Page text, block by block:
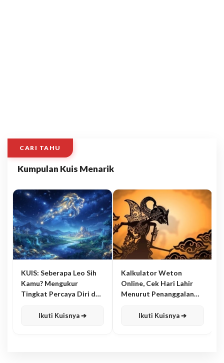
CARI TAHU
Kumpulan Kuis Menarik
KUIS: Seberapa Leo Sih
Kamu? Mengukur
Tingkat Percaya Diri dan
Ikuti Kuisnya ➔
Kalkulator Weton
Online, Cek Hari Lahir
Menurut Penanggalan
Ikuti Kuisnya ➔